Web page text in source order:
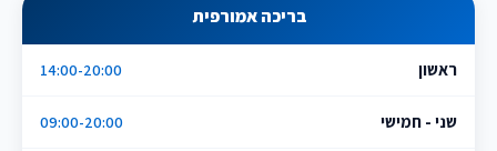
בריכה אמורפית
ראשון 14:00-20:00
שני - חמישי 09:00-20:00